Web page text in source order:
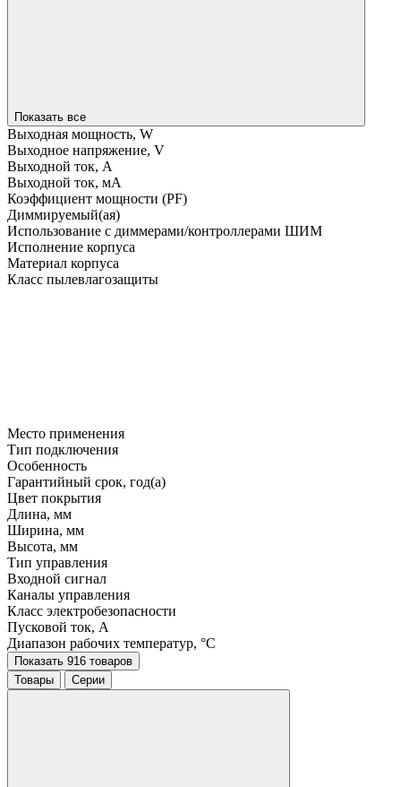
Показать все
Выходная мощность, W
Выходное напряжение, V
Выходной ток, A
Выходной ток, мA
Коэффициент мощности (PF)
Диммируемый(ая)
Использование с диммерами/контроллерами ШИМ
Исполнение корпуса
Материал корпуса
Класс пылевлагозащиты
Место применения
Тип подключения
Особенность
Гарантийный срок, год(а)
Цвет покрытия
Длина, мм
Ширина, мм
Высота, мм
Тип управления
Входной сигнал
Каналы управления
Класс электробезопасности
Пусковой ток, A
Диапазон рабочих температур, °C
Показать 916 товаров
Товары
Серии